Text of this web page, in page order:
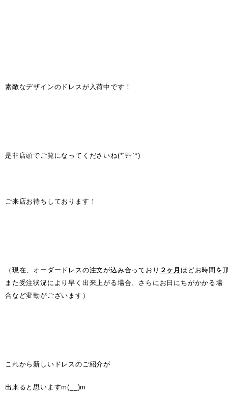
素敵なデザインのドレスが入荷中です！
是非店頭でご覧になってくださいね(*´艸`*)
ご来店お待ちしております！
（現在、オーダードレスの注文が込み合っており ２ヶ月ほどお時間を
また受注状況により早く出来上がる場合、さらにお日にちがかかる場
合など変動がございます）
これから新しいドレスのご紹介が
出来ると思いますm(__)m